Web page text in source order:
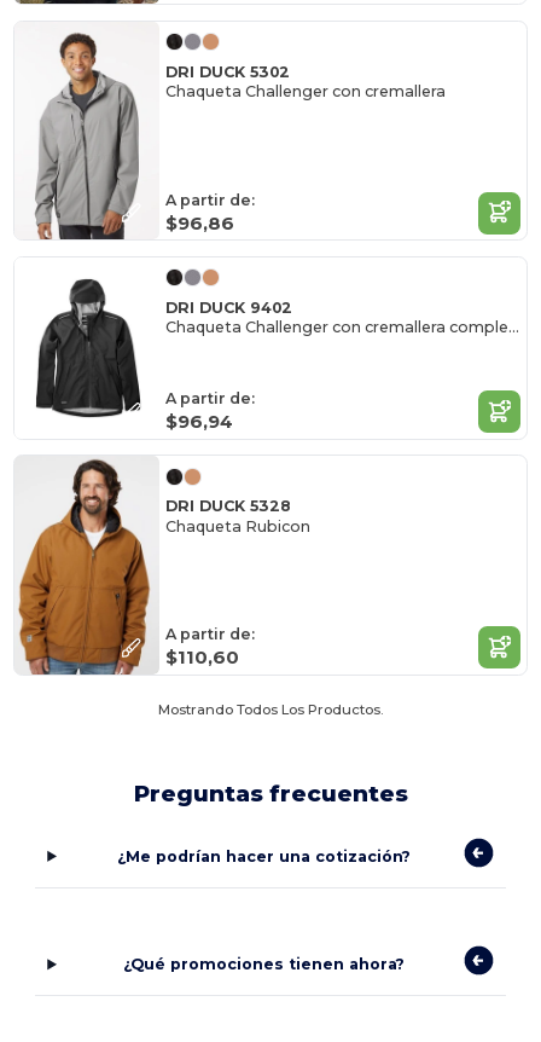
DRI DUCK 5302
Chaqueta Challenger con cremallera
A partir de:
$96,86
DRI DUCK 9402
Chaqueta Challenger con cremallera completa, mujer
A partir de:
$96,94
DRI DUCK 5328
Chaqueta Rubicon
A partir de:
$110,60
Mostrando Todos Los Productos.
Preguntas frecuentes
¿Me podrían hacer una cotización?
¿Qué promociones tienen ahora?